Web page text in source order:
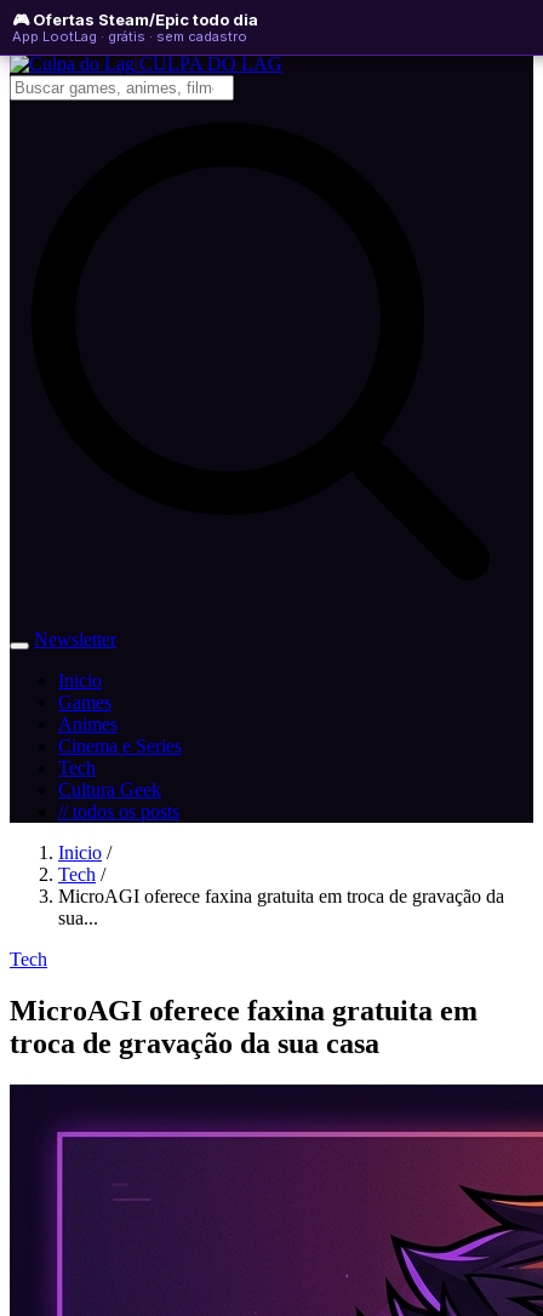
🎮 Ofertas Steam/Epic todo dia
App LootLag · grátis · sem cadastro
domingo, 09 de agosto de 2026 WhatsApp
Newsletter
CULPA DO LAG
Newsletter
Inicio
Games
Animes
Cinema e Series
Tech
Cultura Geek
// todos os posts
Inicio /
Tech /
MicroAGI oferece faxina gratuita em troca de gravação da
sua...
Tech
MicroAGI oferece faxina gratuita em
troca de gravação da sua casa